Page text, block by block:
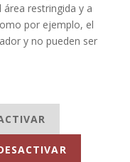
restringida y a
por ejemplo, el
y no pueden ser